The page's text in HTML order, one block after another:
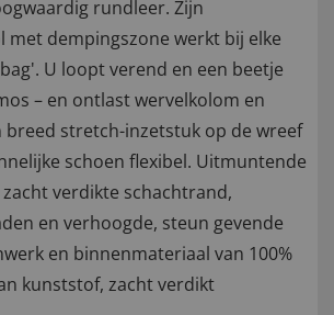
rundleer. Zijn
met dempingszone werkt bij elke
U loopt verend en een beetje
– en ontlast wervelkolom en
breed stretch-inzetstuk op de wreef
schoen flexibel. Uitmuntende
verdikte schachtrand,
en verhoogde, steun gevende
en binnenmateriaal van 100%
kunststof, zacht verdikt